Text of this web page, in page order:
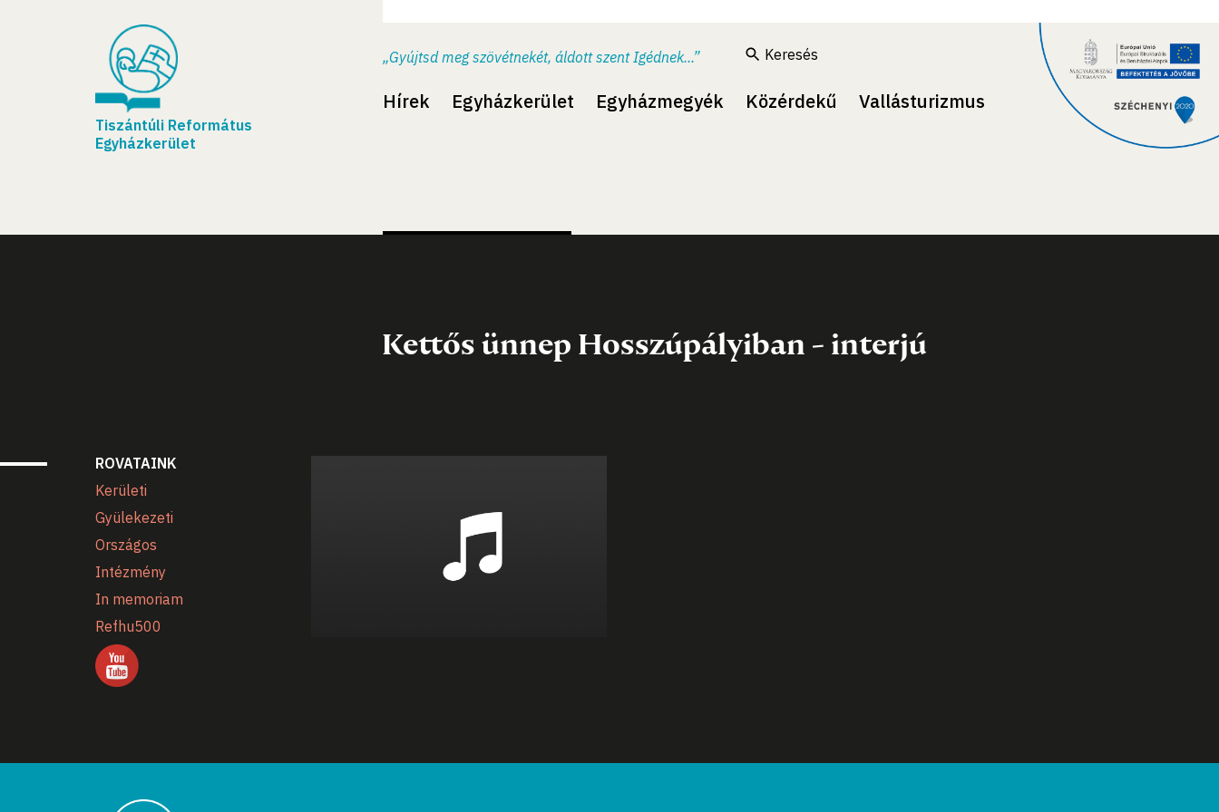
Tiszántúli Református
Egyházkerület
„Gyújtsd meg szövétnekét, áldott szent Igédnek...” Keresés
Hírek Egyházkerület Egyházmegyék Közérdekű Vallásturizmus
Kettős ünnep Hosszúpályiban - interjú
ROVATAINK
Kerületi
Gyülekezeti
Országos
Intézmény
In memoriam
Refhu500